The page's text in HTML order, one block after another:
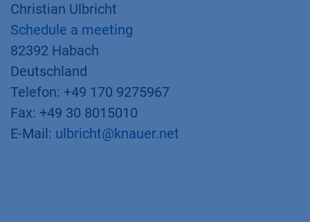
Christian Ulbricht
Schedule a meeting
82392 Habach
Deutschland
Telefon: +49 170 9275967
Fax: +49 30 8015010
E-Mail: ulbricht@knauer.net